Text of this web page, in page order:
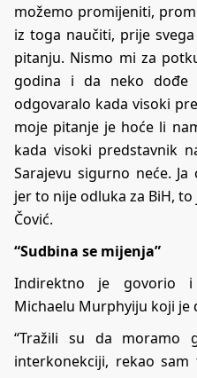
možemo promijeniti,
iz toga naučiti, prije
pitanju. Nismo mi za
godina i da neko dođe
odgovaralo kada visoki
moje pitanje je hoće li
kada visoki predstavnik
Sarajevu sigurno neće.
jer to nije odluka za BiH,
Čović.
“Sudbina se mijenja”
Indirektno je govorio i
Michaelu Murphyiju koji je
“Tražili su da moramo
interkonekciji, rekao